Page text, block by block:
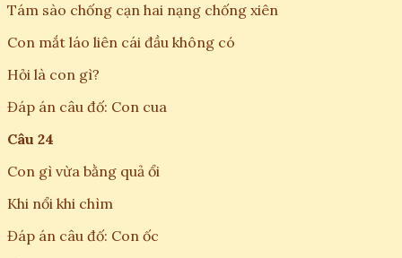
Tám sào chống cạn hai nạng chống xiên
Con mắt láo liên cái đầu không có
Hỏi là con gì?
Đáp án câu đố: Con cua
Câu 24
Con gì vừa bằng quả ổi
Khi nổi khi chìm
Đáp án câu đố: Con ốc